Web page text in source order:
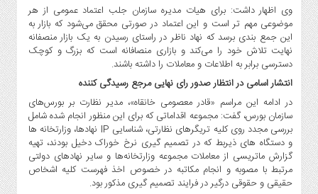
وی اظهار داشت: برای هیات مدیره سازمان جلب اعتماد عمومی از هر
موضوعی مهم تر است و این اعتماد در صورتی محقق می‌شود که بازار به
این جمع بندی برسد که نهاد ناظر در راستای رسیدن به یک بازار منصفانه
نهایت تلاش خود را می‌کند و بازاری منصافانه است که بزرگ و کوچک
دسترسی برابر به اطلاعات و معاملات را داشته باشند.
انتشار اسامی در انتظار صدور رای نهایی مرجع رسیدگی کننده
در ادامه این مراسم «قادر معصومی خانقاه»، مدیر نظارت بر بورس‌های
سازمان بورس، گفت: مجموعه اقداماتی که برای این منظور انجام شده شامل
بررسی مجدد روی کلیه تریگرهای نظارتی، شناسایی IP نهادها، وزارتخانه ها
و دستگاه های ذیربط که در تصمیم گیری نرخ خوراک دخیل بودند، تهیه
گزارش ماتریسی از معاملات مجموعه وزارتخانه‌ها و سایر نهادهای دولتی
مرتبط با مصوبه و انجام مکاتبه در خصوص اخذ فهرست کلیه اشخاص
حقیقی و حقوقی درگیر در فرایند تصمیم گیری مذکور بود.